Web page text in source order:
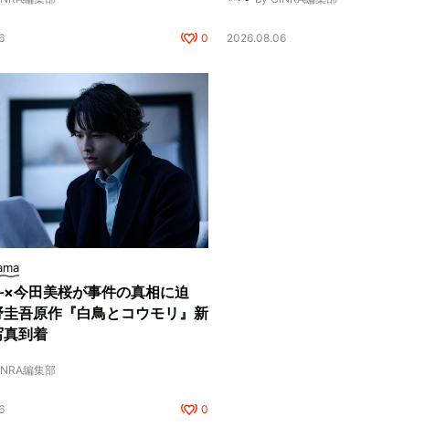
0 2026.08.06
今田美桜が事件の真相に迫
圭吾原作『白鳥とコウモリ』新
到着
編集部
0